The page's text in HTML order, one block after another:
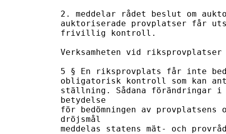
2. meddelar rådet beslut om
auktoriserade provplatser får
frivillig kontroll.
Verksamheten vid
5 § En riksprovplats får inte
obligatorisk kontroll som kan
ställning. Sådana förändringar i
betydelse
för bedömningen av
dröjsmål
meddelas statens mät- och